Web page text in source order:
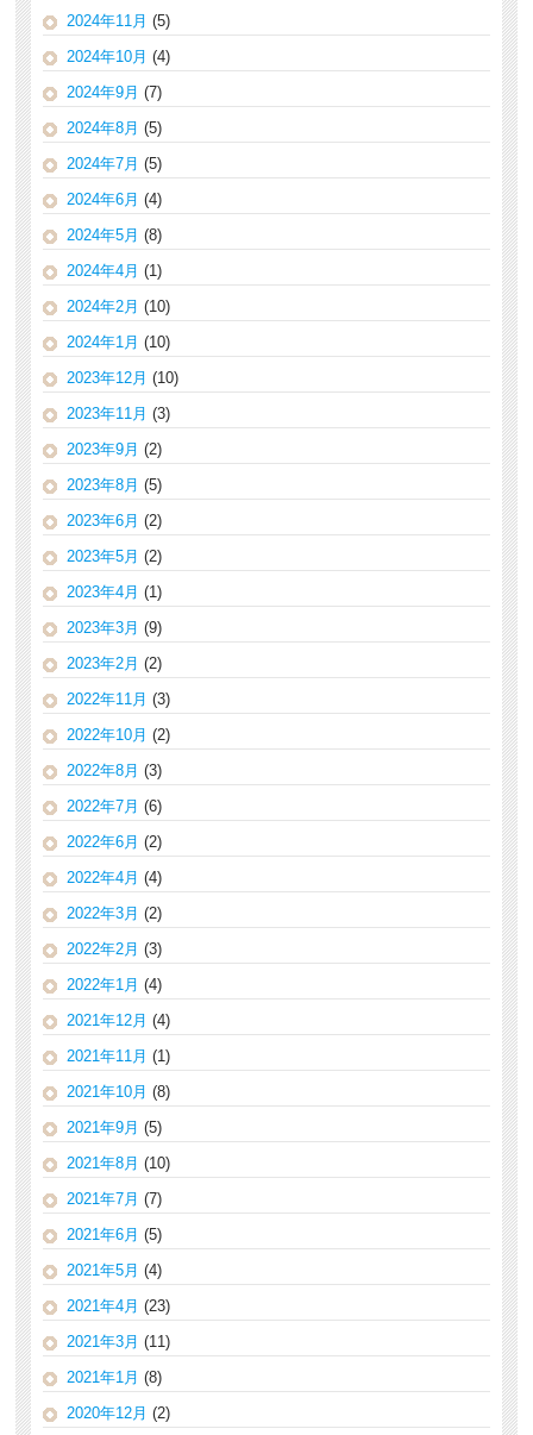
2024年11月 (5)
2024年10月 (4)
2024年9月 (7)
2024年8月 (5)
2024年7月 (5)
2024年6月 (4)
2024年5月 (8)
2024年4月 (1)
2024年2月 (10)
2024年1月 (10)
2023年12月 (10)
2023年11月 (3)
2023年9月 (2)
2023年8月 (5)
2023年6月 (2)
2023年5月 (2)
2023年4月 (1)
2023年3月 (9)
2023年2月 (2)
2022年11月 (3)
2022年10月 (2)
2022年8月 (3)
2022年7月 (6)
2022年6月 (2)
2022年4月 (4)
2022年3月 (2)
2022年2月 (3)
2022年1月 (4)
2021年12月 (4)
2021年11月 (1)
2021年10月 (8)
2021年9月 (5)
2021年8月 (10)
2021年7月 (7)
2021年6月 (5)
2021年5月 (4)
2021年4月 (23)
2021年3月 (11)
2021年1月 (8)
2020年12月 (2)